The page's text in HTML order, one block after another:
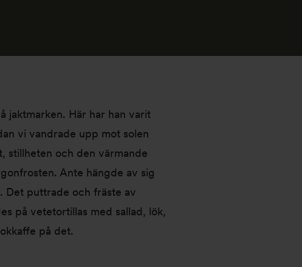
jaktmarken. Här har han varit
vi vandrade upp mot solen
stillheten och den värmande
Ante hängde av sig
Det puttrade och fräste av
på vetetortillas med sallad, lök,
på det.